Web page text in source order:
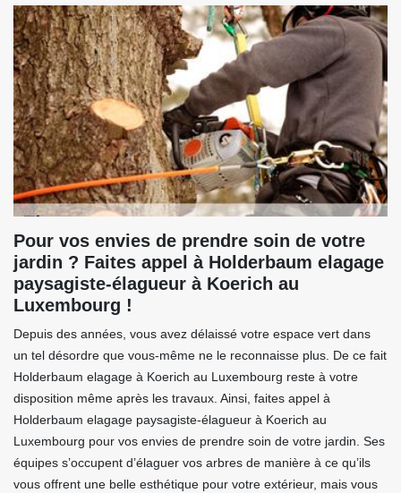
Pour vos envies de prendre soin de votre
jardin ? Faites appel à Holderbaum elagage
paysagiste-élagueur à Koerich au
Luxembourg !
Depuis des années, vous avez délaissé votre espace vert dans
un tel désordre que vous-même ne le reconnaisse plus. De ce fait
Holderbaum elagage à Koerich au Luxembourg reste à votre
disposition même après les travaux. Ainsi, faites appel à
Holderbaum elagage paysagiste-élagueur à Koerich au
Luxembourg pour vos envies de prendre soin de votre jardin. Ses
équipes s’occupent d’élaguer vos arbres de manière à ce qu’ils
vous offrent une belle esthétique pour votre extérieur, mais vous